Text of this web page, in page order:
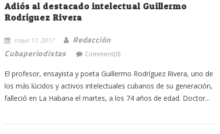
Adiós al destacado intelectual Guillermo
Rodríguez Rivera
mayo 17, 2017
Redacción
Cubaperiodistas
Comment(0)
El profesor, ensayista y poeta Guillermo Rodríguez Rivera, uno de
los más lúcidos y activos intelectuales cubanos de su generación,
falleció en La Habana el martes, a los 74 años de edad. Doctor...